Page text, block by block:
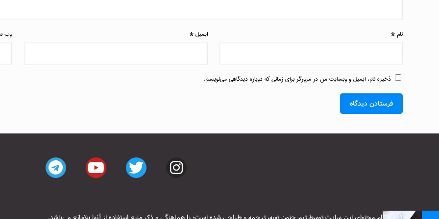
نام* ایمیل* وب‌
ذخیره نام، ایمیل و وبسایت من در مرورگر برای زمانی که دوباره دیدگاهی می‌نویسم.